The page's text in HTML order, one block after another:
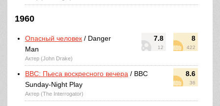
1960
7.8
12
8
422
Опасный человек / Danger
Man
Актер (John Drake)
8.6
36
BBC: Пьеса воскресного вечера / BBC
Sunday-Night Play
Актер (The Interrogator)